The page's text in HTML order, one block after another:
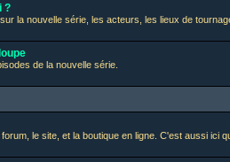
?
la nouvelle série, les acteurs, les lieux de
de la nouvelle série.
le site, et la boutique en ligne. C'est aussi ici